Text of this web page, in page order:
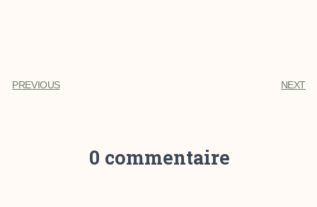
PREVIOUS NEXT
0 commentaire